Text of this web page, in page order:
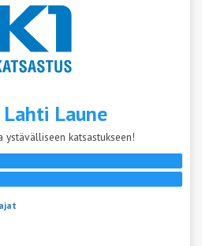
Lahti Laune
katsastukseen!